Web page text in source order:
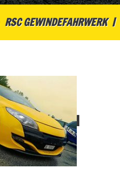
RSC GEWINDEFAHRWERK